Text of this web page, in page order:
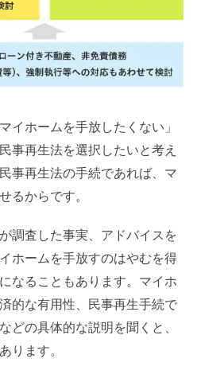
イホームを手放したくない」
事再生法を選択したいと考え
事再生法の手続であれば、マ
るからです。
調査した事実、アドバイスを
ホームを手放すのはやむを得
なることもあります。マイホ
的な有用性、民事再生手続で
どの具体的な説明を聞くと、
ります。